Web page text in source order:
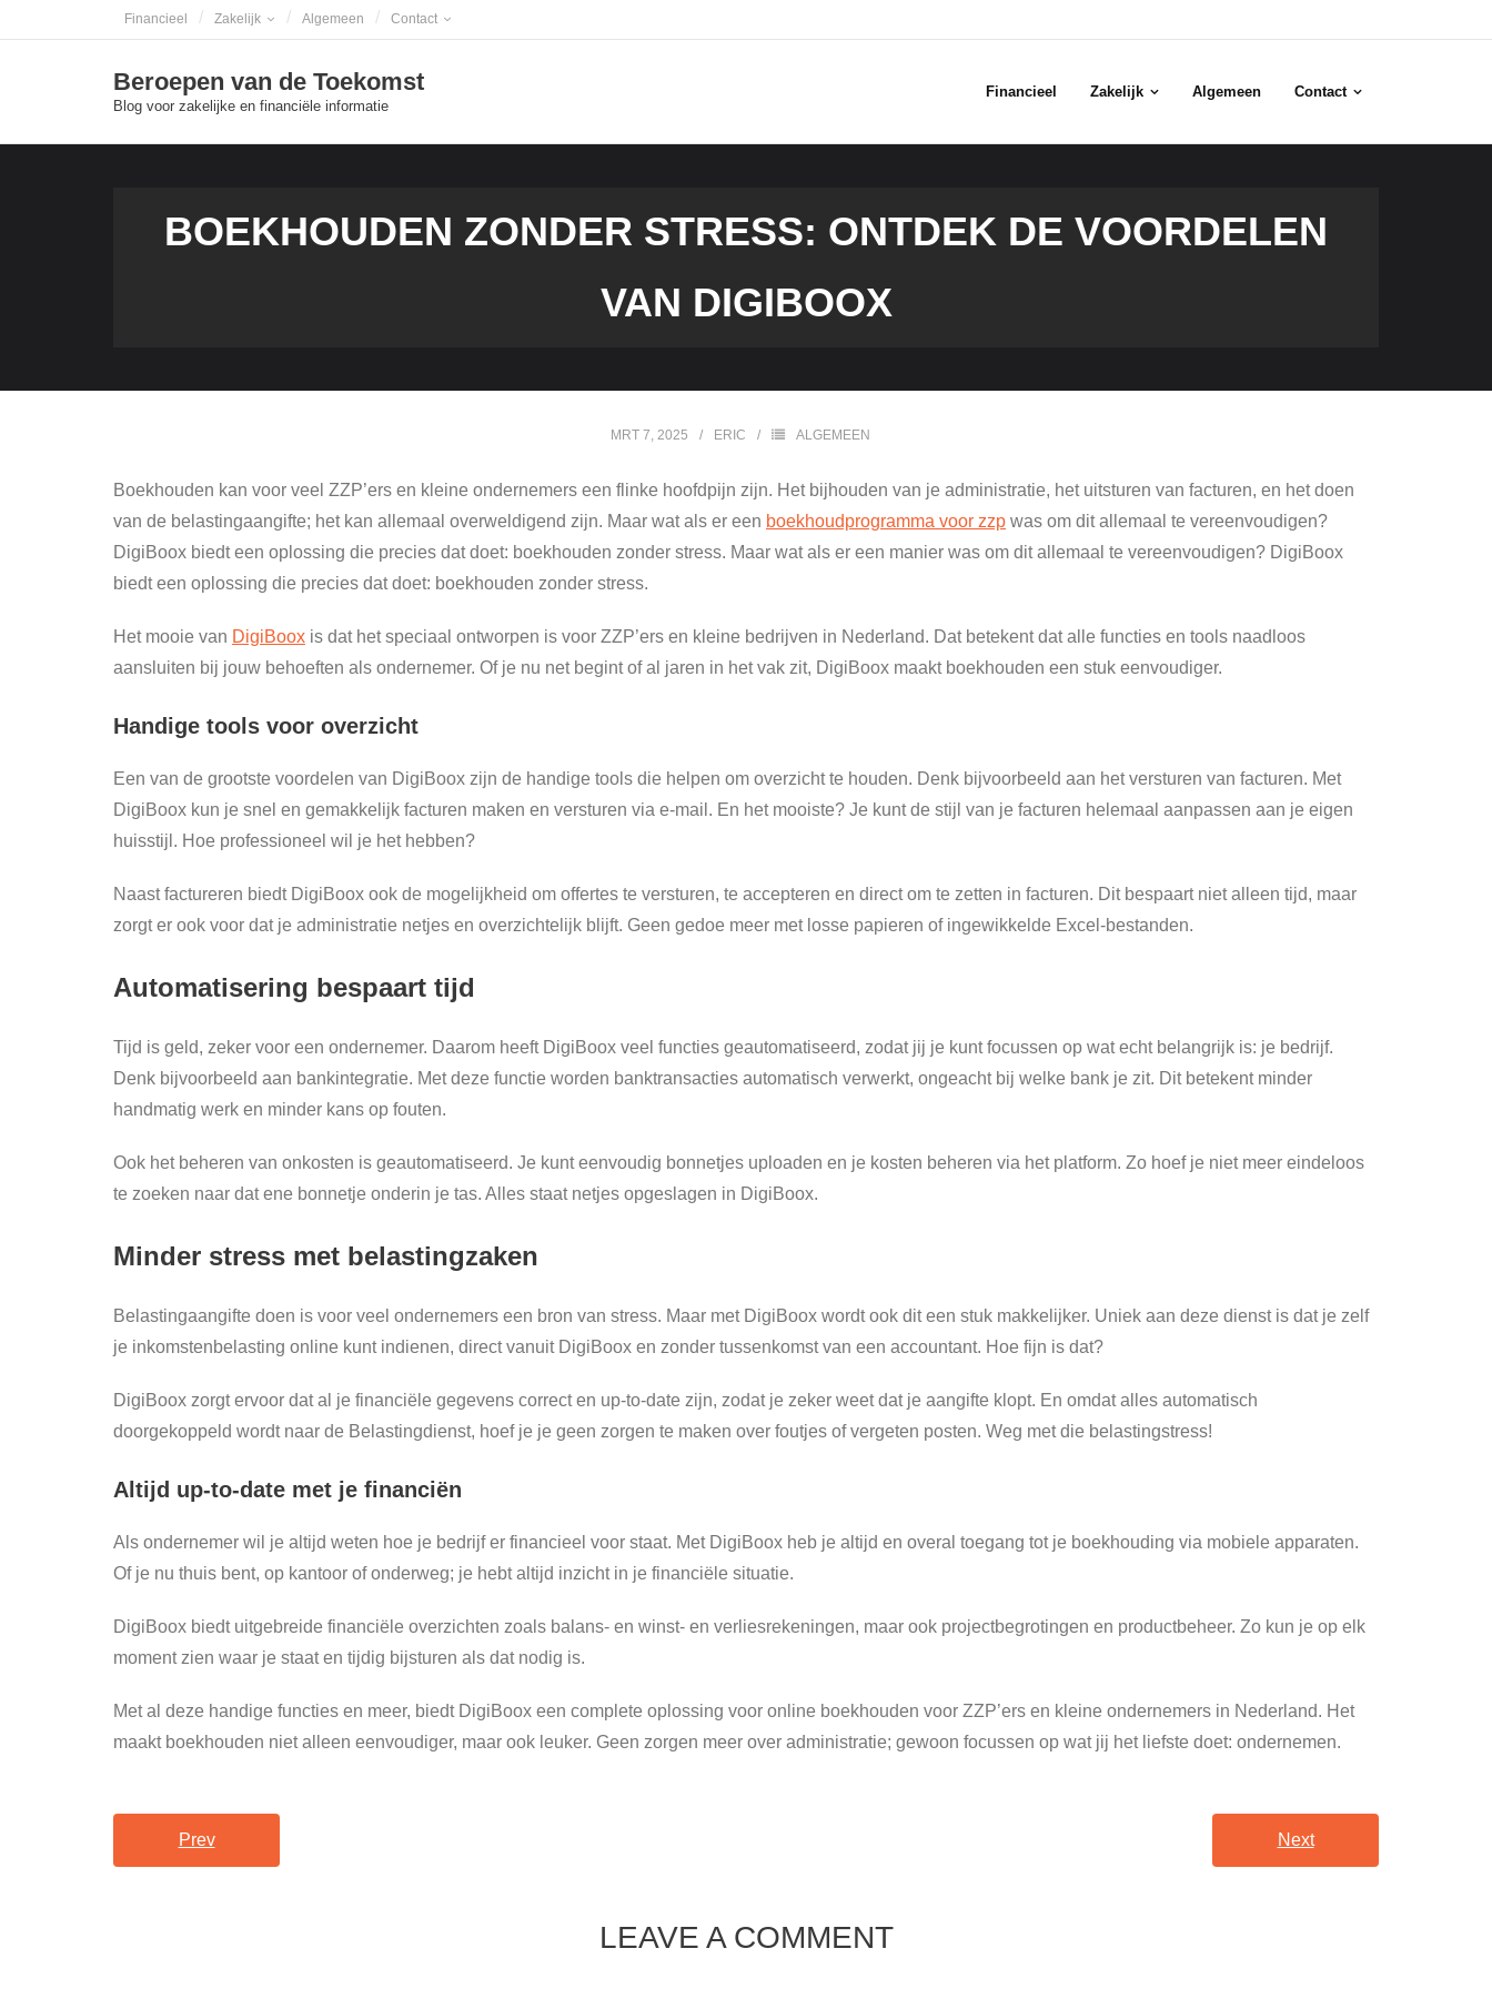
to
Financieel Zakelijk Algemeen Contact
Beroepen van de Toekomst
Blog voor zakelijke en financiële informatie
Financieel Zakelijk Algemeen Contact
BOEKHOUDEN ZONDER STRESS: ONTDEK DE VOORDELEN
VAN DIGIBOOX
MRT 7, 2025 ERIC ALGEMEEN
Boekhouden kan voor veel ZZP’ers en kleine ondernemers een flinke hoofdpijn zijn. Het bijhouden van je administratie, het uitsturen van facturen, en het doen
van de belastingaangifte; het kan allemaal overweldigend zijn. Maar wat als er een boekhoudprogramma voor zzp was om dit allemaal te vereenvoudigen?
DigiBoox biedt een oplossing die precies dat doet: boekhouden zonder stress. Maar wat als er een manier was om dit allemaal te vereenvoudigen? DigiBoox
biedt een oplossing die precies dat doet: boekhouden zonder stress.
Het mooie van DigiBoox is dat het speciaal ontworpen is voor ZZP’ers en kleine bedrijven in Nederland. Dat betekent dat alle functies en tools naadloos
aansluiten bij jouw behoeften als ondernemer. Of je nu net begint of al jaren in het vak zit, DigiBoox maakt boekhouden een stuk eenvoudiger.
Handige tools voor overzicht
Een van de grootste voordelen van DigiBoox zijn de handige tools die helpen om overzicht te houden. Denk bijvoorbeeld aan het versturen van facturen. Met
DigiBoox kun je snel en gemakkelijk facturen maken en versturen via e-mail. En het mooiste? Je kunt de stijl van je facturen helemaal aanpassen aan je eigen
huisstijl. Hoe professioneel wil je het hebben?
Naast factureren biedt DigiBoox ook de mogelijkheid om offertes te versturen, te accepteren en direct om te zetten in facturen. Dit bespaart niet alleen tijd, maar
zorgt er ook voor dat je administratie netjes en overzichtelijk blijft. Geen gedoe meer met losse papieren of ingewikkelde Excel-bestanden.
Automatisering bespaart tijd
Tijd is geld, zeker voor een ondernemer. Daarom heeft DigiBoox veel functies geautomatiseerd, zodat jij je kunt focussen op wat echt belangrijk is: je bedrijf.
Denk bijvoorbeeld aan bankintegratie. Met deze functie worden banktransacties automatisch verwerkt, ongeacht bij welke bank je zit. Dit betekent minder
handmatig werk en minder kans op fouten.
Ook het beheren van onkosten is geautomatiseerd. Je kunt eenvoudig bonnetjes uploaden en je kosten beheren via het platform. Zo hoef je niet meer eindeloos
te zoeken naar dat ene bonnetje onderin je tas. Alles staat netjes opgeslagen in DigiBoox.
Minder stress met belastingzaken
Belastingaangifte doen is voor veel ondernemers een bron van stress. Maar met DigiBoox wordt ook dit een stuk makkelijker. Uniek aan deze dienst is dat je zelf
je inkomstenbelasting online kunt indienen, direct vanuit DigiBoox en zonder tussenkomst van een accountant. Hoe fijn is dat?
DigiBoox zorgt ervoor dat al je financiële gegevens correct en up-to-date zijn, zodat je zeker weet dat je aangifte klopt. En omdat alles automatisch
doorgekoppeld wordt naar de Belastingdienst, hoef je je geen zorgen te maken over foutjes of vergeten posten. Weg met die belastingstress!
Altijd up-to-date met je financiën
Als ondernemer wil je altijd weten hoe je bedrijf er financieel voor staat. Met DigiBoox heb je altijd en overal toegang tot je boekhouding via mobiele apparaten.
Of je nu thuis bent, op kantoor of onderweg; je hebt altijd inzicht in je financiële situatie.
DigiBoox biedt uitgebreide financiële overzichten zoals balans- en winst- en verliesrekeningen, maar ook projectbegrotingen en productbeheer. Zo kun je op elk
moment zien waar je staat en tijdig bijsturen als dat nodig is.
Met al deze handige functies en meer, biedt DigiBoox een complete oplossing voor online boekhouden voor ZZP’ers en kleine ondernemers in Nederland. Het
maakt boekhouden niet alleen eenvoudiger, maar ook leuker. Geen zorgen meer over administratie; gewoon focussen op wat jij het liefste doet: ondernemen.
Prev Next
LEAVE A COMMENT